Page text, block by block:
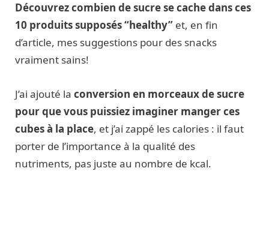
Découvrez combien de sucre se cache dans ces
10 produits supposés “healthy” et, en fin
d’article, mes suggestions pour des snacks
vraiment sains!
J’ai ajouté la conversion en morceaux de sucre
pour que vous puissiez imaginer manger ces
cubes à la place, et j’ai zappé les calories : il faut
porter de l’importance à la qualité des
nutriments, pas juste au nombre de kcal.